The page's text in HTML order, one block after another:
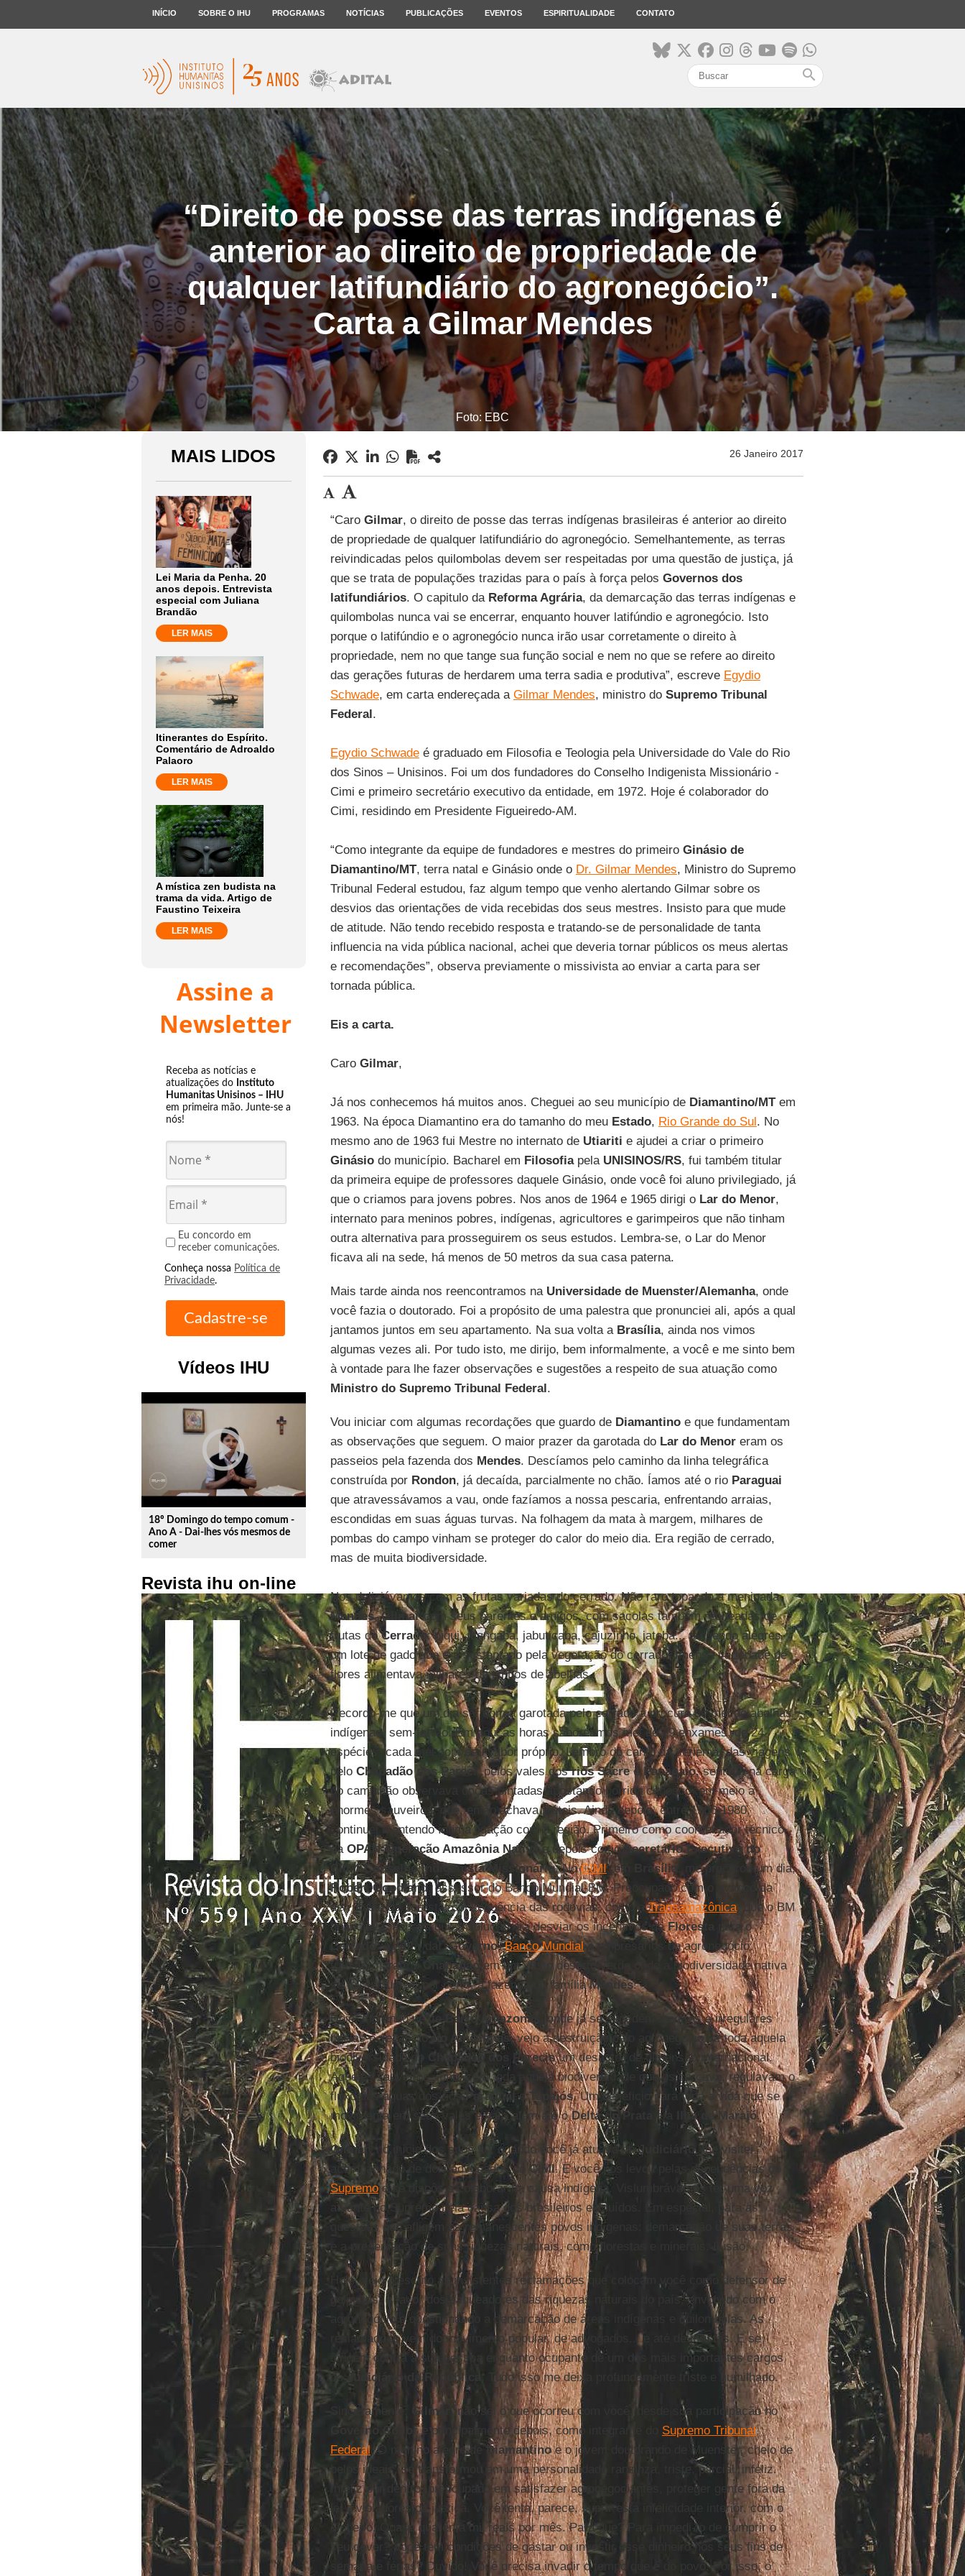
INÍCIO SOBRE O IHU PROGRAMAS NOTÍCIAS PUBLICAÇÕES EVENTOS ESPIRITUALIDADE CONTATO
search
“Direito de posse das terras indígenas é
anterior ao direito de propriedade de
qualquer latifundiário do agronegócio”.
Carta a Gilmar Mendes
Foto: EBC
MAIS LIDOS
Lei Maria da Penha. 20
anos depois. Entrevista
especial com Juliana
Brandão
LER MAIS
Itinerantes do Espírito.
Comentário de Adroaldo
Palaoro
LER MAIS
A mística zen budista na
trama da vida. Artigo de
Faustino Teixeira
LER MAIS
Assine a
Newsletter
Receba as notícias e
atualizações do Instituto
Humanitas Unisinos – IHU
em primeira mão. Junte-se a
nós!
Eu concordo em
receber comunicações.
Conheça nossa Política de
Privacidade.
Vídeos IHU
play_circle_outline
18º Domingo do tempo comum -
Ano A - Dai-lhes vós mesmos de
comer
Revista ihu on-line
26 Janeiro 2017
“Caro Gilmar, o direito de posse das terras indígenas brasileiras é anterior ao direito
de propriedade de qualquer latifundiário do agronegócio. Semelhantemente, as terras
reivindicadas pelos quilombolas devem ser respeitadas por uma questão de justiça, já
que se trata de populações trazidas para o país à força pelos Governos dos
latifundiários. O capitulo da Reforma Agrária, da demarcação das terras indígenas e
quilombolas nunca vai se encerrar, enquanto houver latifúndio e agronegócio. Isto
porque o latifúndio e o agronegócio nunca irão usar corretamente o direito à
propriedade, nem no que tange sua função social e nem no que se refere ao direito
das gerações futuras de herdarem uma terra sadia e produtiva”, escreve Egydio
Schwade, em carta endereçada a Gilmar Mendes, ministro do Supremo Tribunal
Federal.
Egydio Schwadeé graduado em Filosofia e Teologia pela Universidade do Vale do Rio
dos Sinos – Unisinos. Foi um dos fundadores do Conselho Indigenista Missionário -
Cimi e primeiro secretário executivo da entidade, em 1972. Hoje é colaborador do
Cimi, residindo em Presidente Figueiredo-AM.
“Como integrante da equipe de fundadores e mestres do primeiro Ginásio de
Diamantino/MT, terra natal e Ginásio onde o Dr. Gilmar Mendes, Ministro do Supremo
Tribunal Federal estudou, faz algum tempo que venho alertando Gilmar sobre os
desvios das orientações de vida recebidas dos seus mestres. Insisto para que mude
de atitude. Não tendo recebido resposta e tratando-se de personalidade de tanta
influencia na vida pública nacional, achei que deveria tornar públicos os meus alertas
e recomendações”, observa previamente o missivista ao enviar a carta para ser
tornada pública.
Eis a carta.
Caro Gilmar,
Já nos conhecemos há muitos anos. Cheguei ao seu município de Diamantino/MTem
1963. Na época Diamantino era do tamanho do meu Estado, Rio Grande do Sul. No
mesmo ano de 1963 fui Mestre no internato de Utiariti e ajudei a criar o primeiro
Ginásiodo município. Bacharel em Filosofiapela UNISINOS/RS, fui também titular
da primeira equipe de professores daquele Ginásio, onde você foi aluno privilegiado, já
que o criamos para jovens pobres. Nos anos de 1964 e 1965 dirigi o Lar do Menor,
internato para meninos pobres, indígenas, agricultores e garimpeiros que não tinham
outra alternativa para prosseguirem os seus estudos. Lembra-se, o Lar do Menor
ficava ali na sede, há menos de 50 metros da sua casa paterna.
Mais tarde ainda nos reencontramos na Universidade de Muenster/Alemanha, onde
você fazia o doutorado. Foi a propósito de uma palestra que pronunciei ali, após a qual
jantamos juntos em seu apartamento. Na sua volta a Brasília, ainda nos vimos
algumas vezes ali. Por tudo isto, me dirijo, bem informalmente, a você e me sinto bem
à vontade para lhe fazer observações e sugestões a respeito de sua atuação como
Ministro do Supremo Tribunal Federal.
Vou iniciar com algumas recordações que guardo de Diamantinoe que fundamentam
as observações que seguem. O maior prazer da garotada do Lar do Menoreram os
passeios pela fazenda dos Mendes. Descíamos pelo caminho da linha telegráfica
construída por Rondon, já decaída, parcialmente no chão. Íamos até o rio Paraguai
que atravessávamos a vau, onde fazíamos a nossa pescaria, enfrentando arraias,
escondidas em suas águas turvas. Na folhagem da mata à margem, milhares de
pombas do campo vinham se proteger do calor do meio dia. Era região de cerrado,
mas de muita biodiversidade.
Nos deliciávamos com as frutas variadas do cerrado. Não raro topando a meninada
Mendes,Gilmarcom seus parentes e amigos, com sacolas também recheadas de
frutas doCerrado: piqui, mangaba, jabuticaba, cajuzinho, jatobá... tangendo alegres
um lote de gado que era sustentado pela vegetação do cerrado. Imensa variedade de
flores alimentava milhares de ninhos de abelhas.
Recordo-me que um dia saí com a garotada pelo cerrado à procura de mel de abelhas
indígenas, sem-ferrão. Em poucas horas saboreamos mel de 29 enxames, de 24
espécies, cada mel com seu sabor próprio. Lembro do canto da seriema, das viagens
pelo Chapadão dos Pareci , pelos vales dosrios SacreePapagaio, sentado na carga
do caminhão observava onças pintadas apostando corrida conosco, em meio a
enormes sauveiros, que, então achava inúteis. Ainda depois, entre 1966-1980,
continuei mantendo íntima ligação com a região. Primeiro como coordenador técnico
da OPAN-Operação Amazônia Nativae depois comoSecretário Executivo do
CIIMI-Conselho Indigenista Missionário. NoCIMI, em Brasília
, me procurou um dia,
Robert Goodland, assessor do Banco Mundial-BM. Preocupado com o avanço da
derrubada da floresta, consequência das rodovias, como aTransamazônica, que o BM
financiava, achava que a solução era desviar os incentivos daFloresta
para o
Cerrado. A partir daí,Governo,Banco Mundiale empresários do agronegócio,
transformaram o
Chapadãoem um vasto deserto verde onde a biodiversidade nativa
se foi. Inclusive, por certo, a fazenda da famíliaMendes!
Hoje, morando neste Baixo Amazonas
, onde já se sucedem severas e irregulares
cheias e secas dorio Amazonas, vejo a destruição pelo agronegócio de toda aquela
biodiversidade do
Chapadão dos Parecisum desastre de dimensão internacional.
Aqueles sauveiros, junto com toda aquela biodiversidade que os cercava, regulavam o
fluxo das águas dos riosParaguai eTapajós. Um beneficio para toda a vida que se
movimenta em seus vales e para além até oDelta do Prata e a Ilha de Marajó.
Gilmar , no início dos anos 90, quando você já atuava noJudiciário, lhe visitei
acompanhado de dois advogados do
CIMI. E você nos levou pelas dependências do
Supremoe se dispôs a colaborar na causa indígena. Vislumbrávamos ter uma voz
atuante no Supremo pela causa dos brasileiros excluídos. Em especial, para as
questões que afligem os remanescentes povos indígenas: demarcação de suas terras
e a preservação de suas riquezas naturais, como florestas e minerais. Ilusão.
Hoje, vejo e escuto as insistentes reclamações que colocam você como defensor de
golpistas, a favor dos saqueadores das riquezas naturais do país, envolvido com o
agronegócio e questionando a demarcação de áreas indígenas e quilombolas. As
reclamações vem do movimento popular, de advogados... e até de juristas. E se
dirigem contra a sua pessoa enquanto ocupante de um dos mais importantes cargos
doJudiciário da República . Tudo isso me deixa profundamente triste e humilhado.
Sinceramente, Gilmar
, não sei o que ocorreu com você, desde sua participação no
Governo Collore principalmente depois, como integrante do Supremo Tribunal
Federal . O menino alegre de Diamantinoe o jovem doutorando de Muenster, cheio de
belos ideais, se transformou em uma personalidade ranzinza, triste, parcial, infeliz.
Infeliz por dentro, preocupado em satisfazer agronegociantes, proteger gente fora da
lei e violadores da justiça. Você tenta, parece, suprir esta infelicidade interior, com o
dinheiro. Quase quarenta mil reais por mês. Para que? Para impedi-lo de cumprir o
seu dever? Você tem condições de gastar ou investir esse dinheiro nos seus fins de
semana e férias? Duvido! Você precisa invadir o tempo que é do povo. Por isso, o